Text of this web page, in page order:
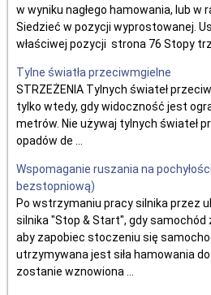
w wyniku nagłego hamowania, lub w
Siedzieć w pozycji wyprostowanej.
właściwej pozycji strona 76 Stopy
Tylne światła przeciwmgielne
STRZEŻENIA Tylnych świateł
tylko wtedy, gdy widoczność jest
metrów. Nie używaj tylnych świateł
opadów de ...
Wspomaganie ruszania na
bezstopniową)
Po wstrzymaniu pracy silnika przez
silnika "Stop & Start", gdy samochód
aby zapobiec stoczeniu się
utrzymywana jest siła hamowania
zostanie wznowiona ...